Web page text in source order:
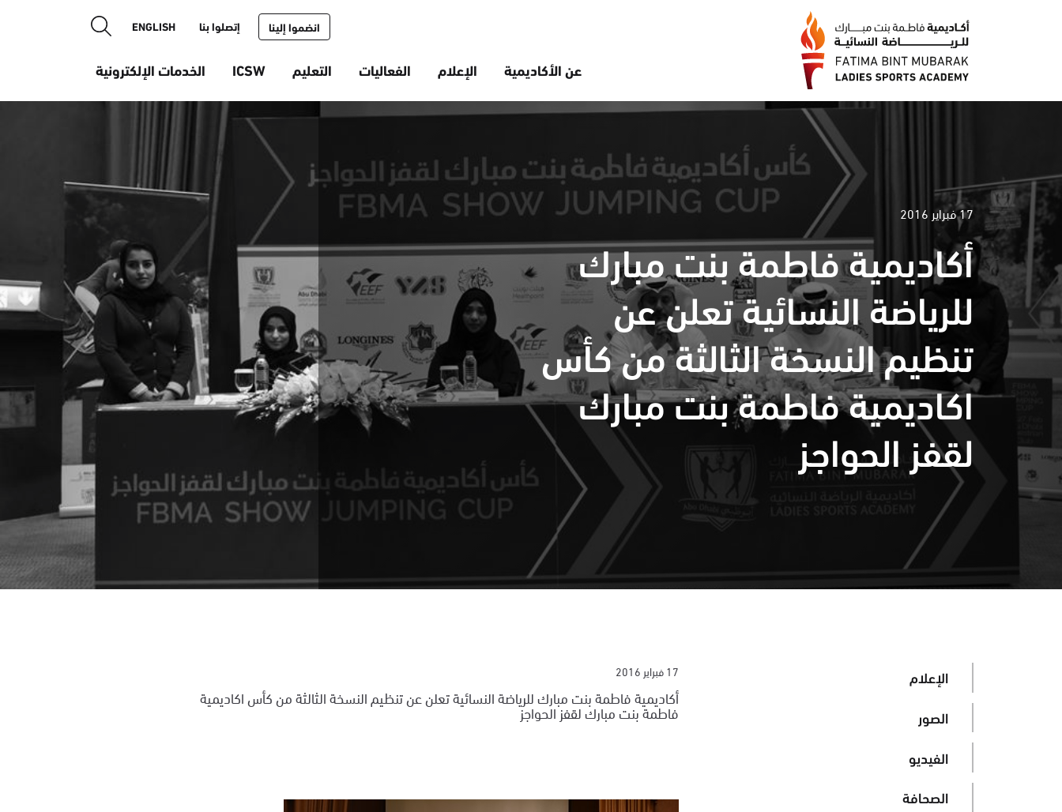
عن الأكاديمية الإعلام الفعاليات التعليم ICSW الخدمات الإلكترونية
انضموا إلينا إتصلوا بنا ENGLISH
17 فبراير 2016
أكاديمية فاطمة بنت مبارك
للرياضة النسائية تعلن عن
تنظيم النسخة الثالثة من كأس
اكاديمية فاطمة بنت مبارك
لقفز الحواجز
17 فبراير 2016
أكاديمية فاطمة بنت مبارك للرياضة النسائية تعلن عن تنظيم النسخة الثالثة من كأس اكاديمية
فاطمة بنت مبارك لقفز الحواجز
الإعلام
الصور
الفيديو
الصحافة